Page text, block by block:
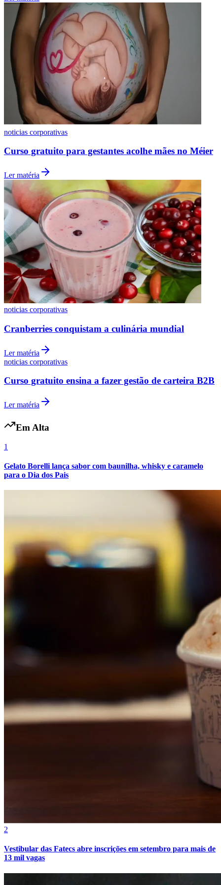
Cruzeiro
noticias corporativas
Curso gratuito para gestantes acolhe mães no Méier
Ler matéria
noticias corporativas
Cranberries conquistam a culinária mundial
Ler matéria
noticias corporativas
Curso gratuito ensina a fazer gestão de carteira B2B
Ler matéria
Em Alta
1
Gelato Borelli lança sabor com baunilha, whisky e caramelo
para o Dia dos Pais
2
Vestibular das Fatecs abre inscrições em setembro para mais de
13 mil vagas